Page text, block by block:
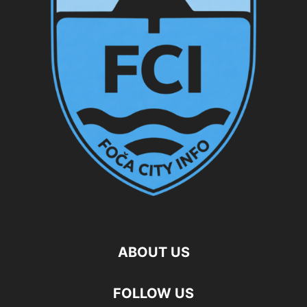
ABOUT US
FOLLOW US